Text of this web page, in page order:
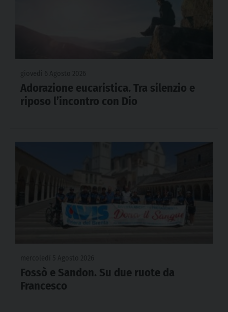
Adorazione eucaristica. Tra silenzio e
riposo l’incontro con Dio
Fossò e Sandon. Su due ruote da
Francesco